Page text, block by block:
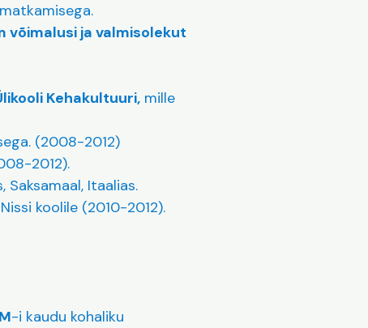
võimalusi ja valmisolekut
Kehakultuuri,mille
(2008-2012)
2012).
Itaalias.
koolile (2010-2012).
-i kaudu kohaliku